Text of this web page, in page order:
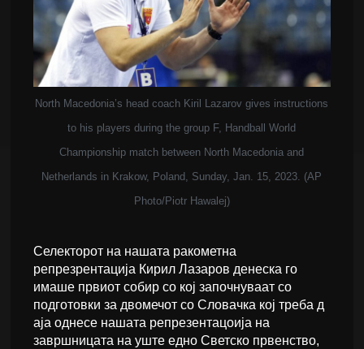
North Macedonia’s head coach Kiril Lazarov gives instructions
to his players during the group F, Handball World
Championship match between North Macedonia and
Netherlands in Krakow, Poland, Sunday, Jan. 15, 2023. (AP
Photo/Piotr Hawalej)
Селекторот на нашата ракометна
репрезрентација Кирил Лазаров денеска го
имаше првиот собир со кој започнуваат со
подготовки за двомечот со Словачка кој треба д
аја однесе нашата репрезентацоија на
завршницата на уште едно Светско првенство,